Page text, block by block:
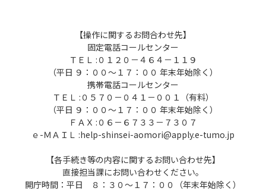
【操作に関するお問合わせ先】
固定電話コールセンター
ＴＥＬ :０１２０－４６４－１１９
（平日 ９：００～１７：００ 年末年始除く）
携帯電話コールセンター
ＴＥＬ :０５７０－０４１－００１（有料）
（平日 ９：００～１７：００ 年末年始除く）
ＦＡＸ :０６－６７３３－７３０７
ｅ-ＭＡＩＬ :help-shinsei-aomori@apply.e-tumo.jp
【各手続き等の内容に関するお問い合わせ先】
直接担当課にお問い合わせください。
開庁時間：平日 ８：３０～１７：００（年末年始除く）